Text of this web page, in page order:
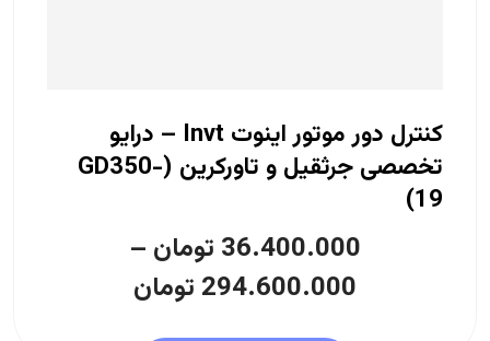
کنترل دور موتور اینوت Invt – درایو
تخصصی جرثقیل و تاورکرین (GD350-
19)
36.400.000 تومان –
294.600.000 تومان